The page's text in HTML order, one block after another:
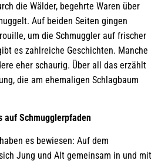
die Wälder, begehrte Waren über
Auf beiden Seiten gingen
um die Schmuggler auf frischer
es zahlreiche Geschichten. Manche
eher schaurig. Über all das erzählt
die am ehemaligen Schlagbaum
auf Schmugglerpfaden
es bewiesen: Auf dem
Jung und Alt gemeinsam in und mit